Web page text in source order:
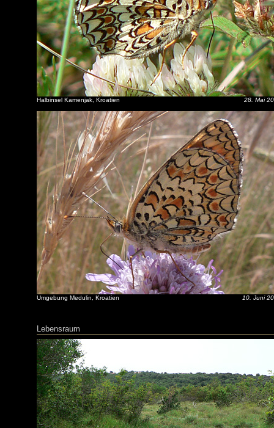
Halbinsel Kamenjak, Kroatien 28. Mai
Umgebung Medulin, Kroatien 10. Juni
Lebensraum